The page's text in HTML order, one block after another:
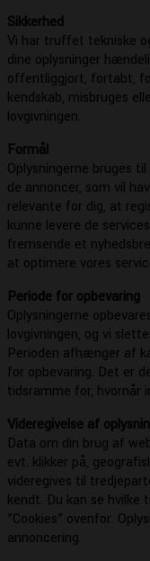
Sikkerhed
Vi har truffet tekniske
dine oplysninger
offentliggjort, fortabt,
kendskab, misbruges
lovgivningen.
Formål
Oplysningerne bruges
de annoncer, som vil
relevante for dig, at
kunne levere de
fremsende et
at optimere vores
Periode for opbevaring
Oplysningerne
lovgivningen, og vi
Perioden afhænger af
for opbevaring. Det er
tidsramme for, hvornår
Videregivelse af
Data om din brug af
evt. klikker på,
videregives til
kendt. Du kan se
”Cookies” ovenfor.
annoncering.